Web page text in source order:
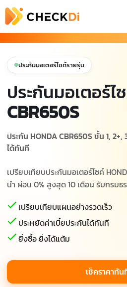
ประกันมอเตอร์ไซค์รายรุ่น
ประกันมอเตอร์ไ
CBR650S
ประกัน HONDA CBR650S ชั้น 1,
ได้ทันที
เปรียบเทียบประกันมอเตอร์ไซค์
นำ ผ่อน 0% สูงสุด 10 เดือน รับกรมธ
เปรียบเทียบแผนอย่างรวดเร็ว
ประหยัดค่าเบี้ยประกันได้ทันที
ยิ่งซื้อ ยิ่งได้แต้ม
เช็คราคาทัน